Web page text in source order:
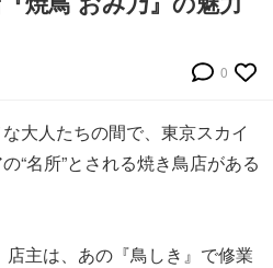
0
大人たちの間で、東京スカイ
“名所”とされる焼き鳥店がある
主は、あの『鳥しき』で修業